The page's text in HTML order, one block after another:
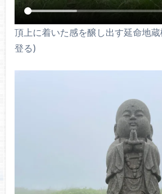
頂上に着いた感を醸し出す延命地
登る)